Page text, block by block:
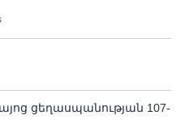
ցեղասպանության 107-